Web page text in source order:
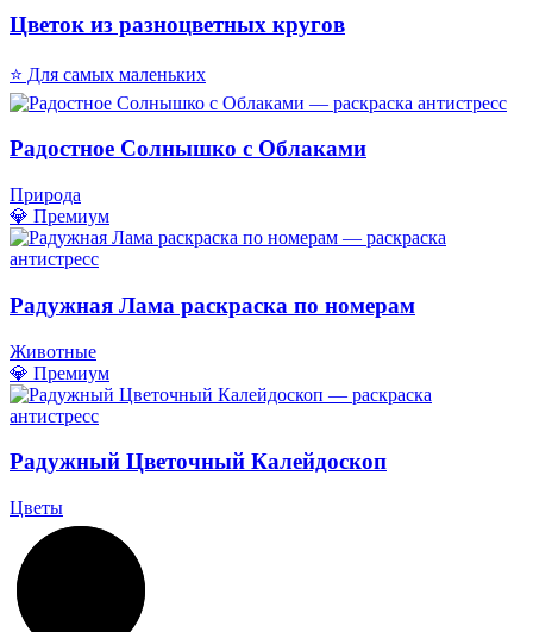
Цветок из разноцветных кругов
⭐ Для самых маленьких
Радостное Солнышко с Облаками
Природа
💎 Премиум
Радужная Лама раскраска по номерам
Животные
💎 Премиум
Радужный Цветочный Калейдоскоп
Цветы